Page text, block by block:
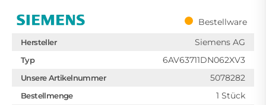
Bestellware
Hersteller Siemens AG
Typ 6AV63711DN062XV3
Unsere Artikelnummer 5078282
Bestellmenge 1 Stück